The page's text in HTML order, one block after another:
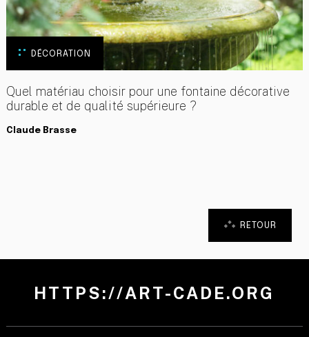
DÉCORATION
Quel matériau choisir pour une fontaine décorative
durable et de qualité supérieure ?
Claude Brasse
RETOUR
HTTPS://ART-CADE.ORG